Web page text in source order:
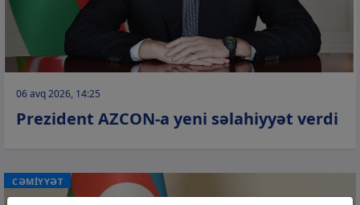
06 avq 2026, 14:25
Prezident AZCON-a yeni səlahiyyət verdi
CƏMİYYƏT